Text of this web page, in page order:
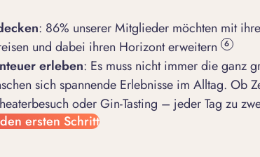
: 86% unserer Mitglieder möchten mit
und dabei ihren Horizont erweitern
6
erleben: Es muss nicht immer die ganz
sich spannende Erlebnisse im Alltag. Ob
oder Gin-Tasting – jeder Tag zu
ersten Schritt